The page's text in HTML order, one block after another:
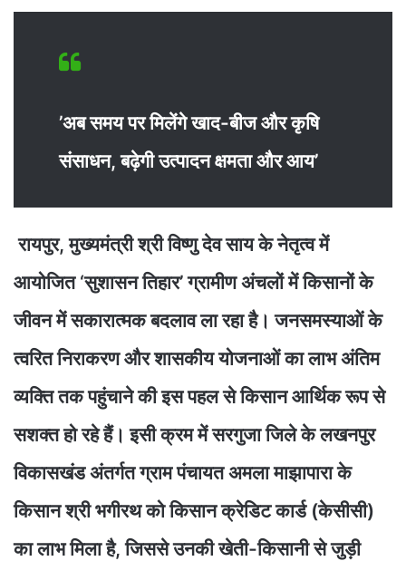
’अब समय पर मिलेंगे खाद-बीज और कृषि
संसाधन, बढ़ेगी उत्पादन क्षमता और आय’
रायपुर, मुख्यमंत्री श्री विष्णु देव साय के नेतृत्व में
आयोजित ‘सुशासन तिहार’ ग्रामीण अंचलों में किसानों के
जीवन में सकारात्मक बदलाव ला रहा है। जनसमस्याओं के
त्वरित निराकरण और शासकीय योजनाओं का लाभ अंतिम
व्यक्ति तक पहुंचाने की इस पहल से किसान आर्थिक रूप से
सशक्त हो रहे हैं। इसी क्रम में सरगुजा जिले के लखनपुर
विकासखंड अंतर्गत ग्राम पंचायत अमला माझापारा के
किसान श्री भगीरथ को किसान क्रेडिट कार्ड (केसीसी)
का लाभ मिला है, जिससे उनकी खेती-किसानी से जुड़ी